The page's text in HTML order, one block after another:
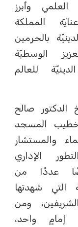
وأبرز
المملكة
بالحرمين
الوسطيٓة
للعالم
صالح
المسجد
والمستشار
الإداري
عددًا من
التي شهدتها
ومن
إمامٍ واحد،